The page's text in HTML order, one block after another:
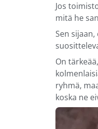
Jos
mitä he
Sen
On
ryhmä,
koska ne